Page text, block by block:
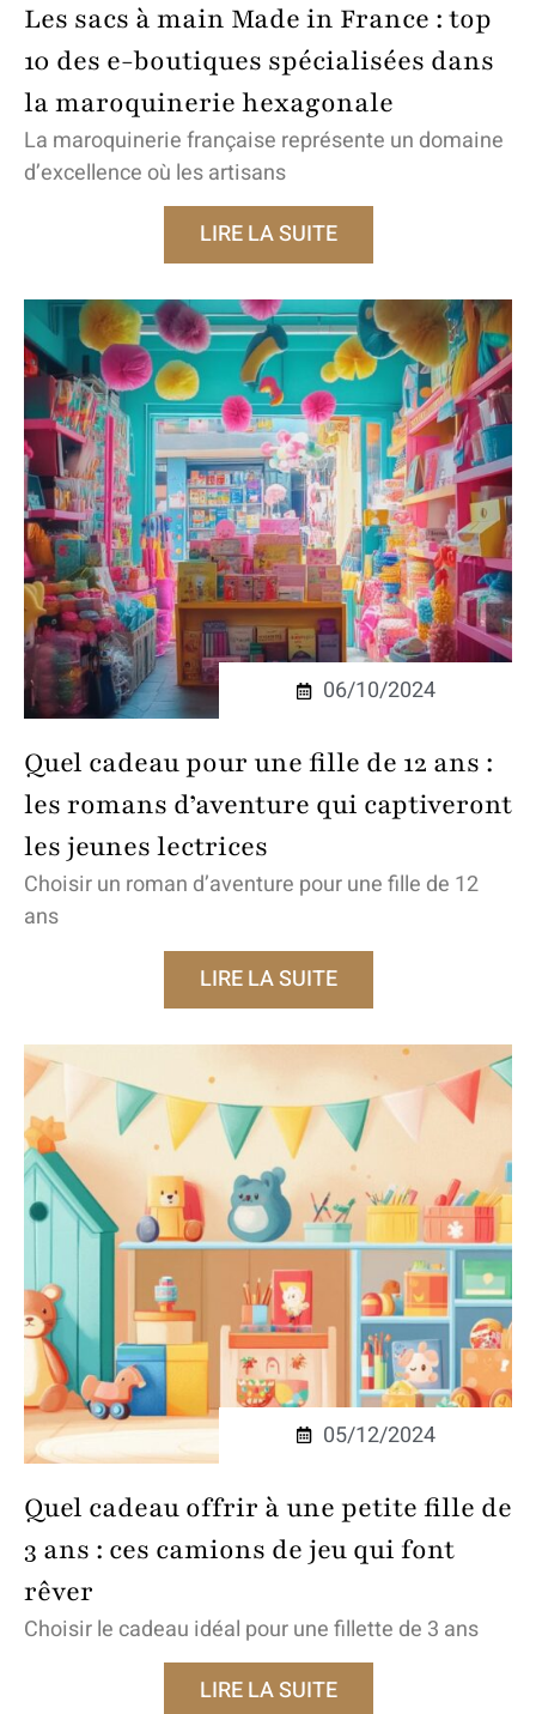
Les sacs à main Made in France : top
10 des e-boutiques spécialisées dans
la maroquinerie hexagonale
La maroquinerie française représente un domaine
d’excellence où les artisans
LIRE LA SUITE
06/10/2024
Quel cadeau pour une fille de 12 ans :
les romans d’aventure qui captiveront
les jeunes lectrices
Choisir un roman d’aventure pour une fille de 12
ans
LIRE LA SUITE
05/12/2024
Quel cadeau offrir à une petite fille de
3 ans : ces camions de jeu qui font
rêver
Choisir le cadeau idéal pour une fillette de 3 ans
LIRE LA SUITE